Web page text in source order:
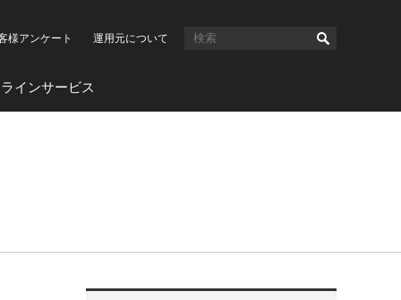
様アンケート 運用元について
インサービス